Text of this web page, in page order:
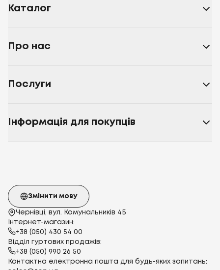
Каталог
Про нас
Послуги
Інформація для покупців
Чернівці, вул. Комунальників 4Б
Інтернет-магазин:
+38 (050) 430 54 00
Відділ гуртових продажів:
+38 (050) 990 26 50
Контактна електронна пошта для будь-яких запитань:
Змінити мову